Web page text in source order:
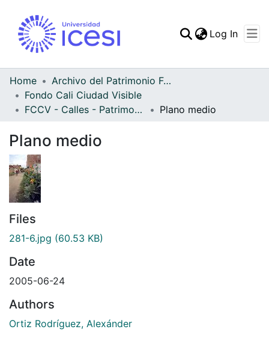
Log In
Home
Archivo del Patrimonio Fotográfico y Fílmico del Valle del Cauca
Fondo Cali Ciudad Visible
FCCV - Calles - Patrimonial
Plano medio
Plano medio
Files
281-6.jpg (60.53 KB)
Date
2005-06-24
Authors
Ortiz Rodríguez, Alexánder